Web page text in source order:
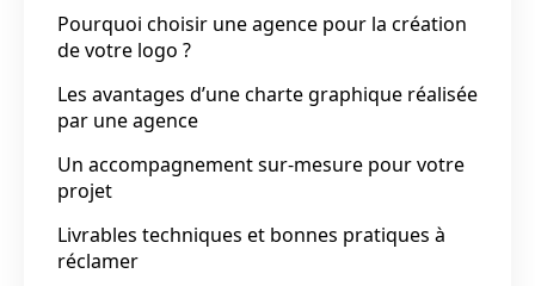
Pourquoi choisir une agence pour la création
de votre logo ?
Les avantages d’une charte graphique réalisée
par une agence
Un accompagnement sur-mesure pour votre
projet
Livrables techniques et bonnes pratiques à
réclamer